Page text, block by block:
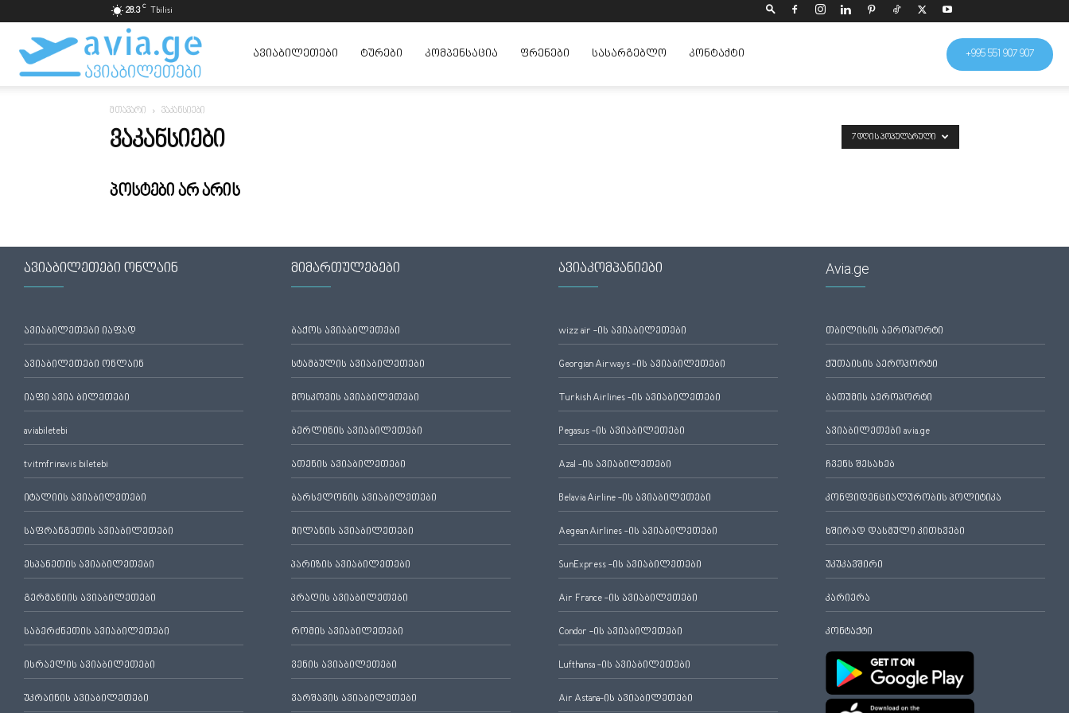
28.3 C Tbilisi
+995 551 907 907
ავიაბილეთები
იაფად
ᲐᲕᲘᲐᲑᲘᲚᲔᲗᲔᲑᲘ ᲢᲣᲠᲔᲑᲘ ᲙᲝᲛᲞᲔᲜᲡᲐᲪᲘᲐ ᲤᲠᲔᲜᲔᲑᲘ ᲡᲐᲡᲐᲠᲒᲔᲑᲚᲝ ᲙᲝᲜᲢᲐᲥᲢᲘ
მთავარი ვაკანსიები
ᲕᲐᲙᲐᲜᲡᲘᲔᲑᲘ 7 ᲓᲦᲘᲡ ᲞᲝᲞᲣᲚᲐᲠᲣᲚᲘ
პოსტები არ არის
ავიაბილეთები ონლაინ
ავიაბილეთები იაფად
ავიაბილეთები ონლაინ
იაფი ავია ბილეთები
aviabiletebi
tvitmfrinavis biletebi
იტალიის ავიაბილეთები
საფრანგეთის ავიაბილეთები
ესპანეთის ავიაბილეთები
გერმანიის ავიაბილეთები
საბერძნეთის ავიაბილეთები
ისრაელის ავიაბილეთები
უკრაინის ავიაბილეთები
მიმართულებები
ბაქოს ავიაბილეთები
სტამბულის ავიაბილეთები
მოსკოვის ავიაბილეთები
ბერლინის ავიაბილეთები
ათენის ავიაბილეთები
ბარსელონის ავიაბილეთები
მილანის ავიაბილეთები
პარიზის ავიაბილეთები
პრაღის ავიაბილეთები
რომის ავიაბილეთები
ვენის ავიაბილეთები
ვარშავის ავიაბილეთები
ავიაკომპანიები
wizz air -ის ავიაბილეთები
Georgian Airways -ის ავიაბილეთები
Turkish Airlines -ის ავიაბილეთები
Pegasus -ის ავიაბილეთები
Azal -ის ავიაბილეთები
Belavia Airline -ის ავიაბილეთები
Aegean Airlines -ის ავიაბილეთები
SunExpress -ის ავიაბილეთები
Air France -ის ავიაბილეთები
Condor -ის ავიაბილეთები
Lufthansa -ის ავიაბილეთები
Air Astana-ის ავიაბილეთები
Avia.ge
თბილისის აეროპორტი
ქუთაისის აეროპორტი
ბათუმის აეროპორტი
ავიაბილეთები avia.ge
ჩვენს შესახებ
კონფიდენციალურობის პოლიტიკა
ხშირად დასმული კითხვები
უკუკავშირი
კარიერა
კონტაქტი